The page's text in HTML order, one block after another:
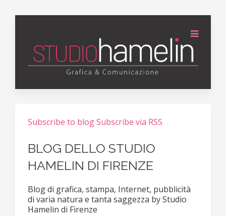
Subscribe to blogSubscribe via RSS
BLOG DELLO STUDIO
HAMELIN DI FIRENZE
Blog di grafica, stampa, Internet, pubblicità
di varia natura e tanta saggezza by Studio
Hamelin di Firenze